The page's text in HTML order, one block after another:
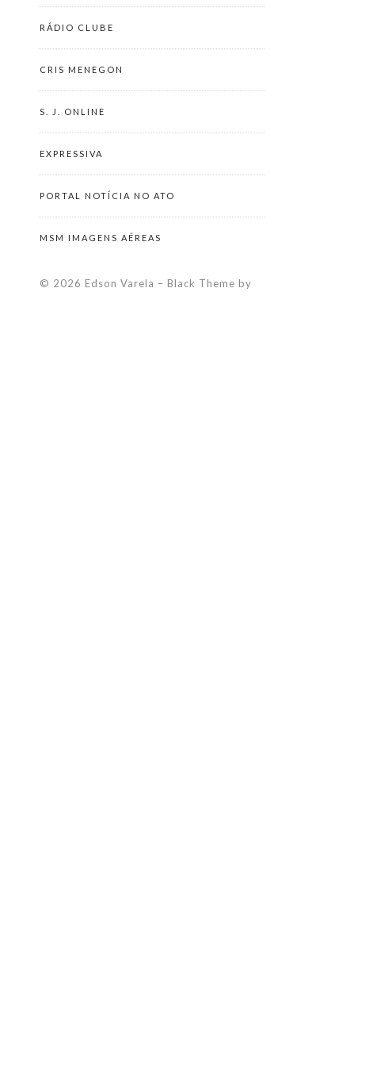
RÁDIO CLUBE
CRIS MENEGON
S. J. ONLINE
EXPRESSIVA
PORTAL NOTÍCIA NO ATO
MSM IMAGENS AÉREAS
© 2026 Edson Varela – Black Theme by